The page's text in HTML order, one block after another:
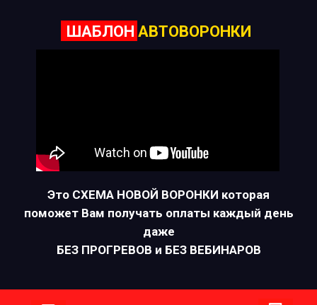
ШАБЛОН АВТОВОРОНКИ
Это СХЕМА НОВОЙ ВОРОНКИ которая
поможет Вам получать оплаты каждый день
даже
БЕЗ ПРОГРЕВОВ и БЕЗ ВЕБИНАРОВ